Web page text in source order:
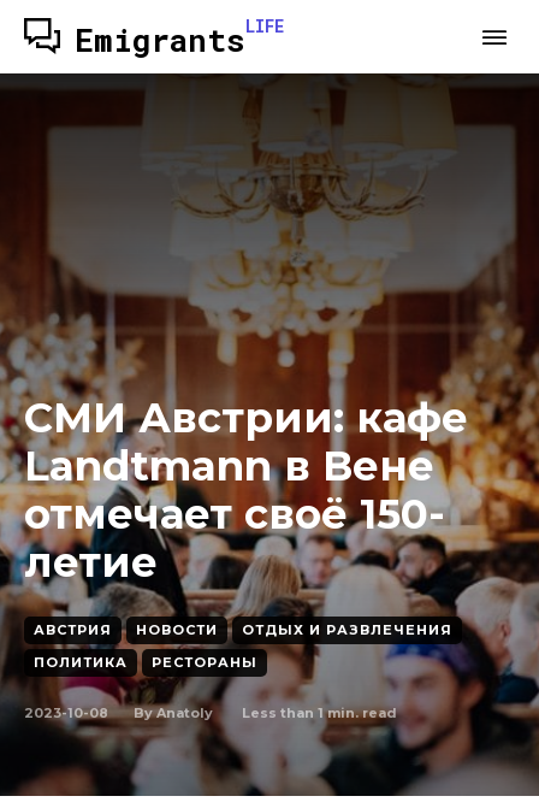
EmigrantsLIFE
СМИ Австрии: кафе
Landtmann в Вене
отмечает своё 150-
летие
АВСТРИЯ НОВОСТИ
ОТДЫХ И РАЗВЛЕЧЕНИЯ
ПОЛИТИКА
РЕСТОРАНЫ
2023-10-08 By Anatoly Less than 1min. read